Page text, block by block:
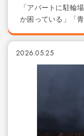
「アパートに駐輪
か困っている」「
2026.05.25